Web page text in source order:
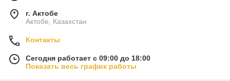
г. Актобе
Актобе, Казахстан
Контакты
Сегодня работает с 09:00 до 18:00
Показать весь график работы